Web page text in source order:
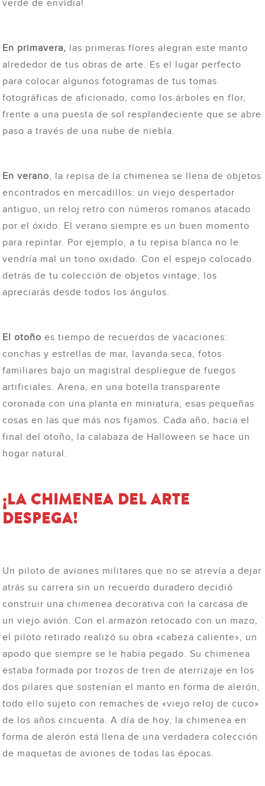
verde de envidia!
En primavera, las primeras flores alegran este manto
alrededor de tus obras de arte. Es el lugar perfecto
para colocar algunos fotogramas de tus tomas
fotográficas de aficionado, como los árboles en flor,
frente a una puesta de sol resplandeciente que se abre
paso a través de una nube de niebla.
En verano, la repisa de la chimenea se llena de objetos
encontrados en mercadillos: un viejo despertador
antiguo, un reloj retro con números romanos atacado
por el óxido. El verano siempre es un buen momento
para repintar. Por ejemplo, a tu repisa blanca no le
vendría mal un tono oxidado. Con el espejo colocado
detrás de tu colección de objetos vintage, los
apreciarás desde todos los ángulos.
El otoño es tiempo de recuerdos de vacaciones:
conchas y estrellas de mar, lavanda seca, fotos
familiares bajo un magistral despliegue de fuegos
artificiales. Arena, en una botella transparente
coronada con una planta en miniatura, esas pequeñas
cosas en las que más nos fijamos. Cada año, hacia el
final del otoño, la calabaza de Halloween se hace un
hogar natural.
¡LA CHIMENEA DEL ARTE
DESPEGA!
Un piloto de aviones militares que no se atrevía a dejar
atrás su carrera sin un recuerdo duradero decidió
construir una chimenea decorativa con la carcasa de
un viejo avión. Con el armazón retocado con un mazo,
el piloto retirado realizó su obra «cabeza caliente», un
apodo que siempre se le había pegado. Su chimenea
estaba formada por trozos de tren de aterrizaje en los
dos pilares que sostenían el manto en forma de alerón,
todo ello sujeto con remaches de «viejo reloj de cuco»
de los años cincuenta. A día de hoy, la chimenea en
forma de alerón está llena de una verdadera colección
de maquetas de aviones de todas las épocas.